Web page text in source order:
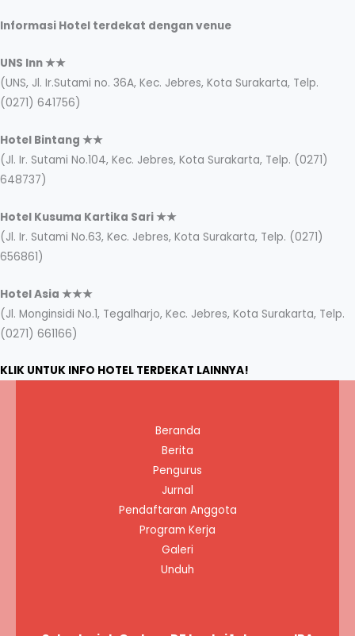
Informasi Hotel terdekat dengan venue
UNS Inn ★★
(UNS, Jl. Ir.Sutami no. 36A, Kec. Jebres, Kota Surakarta, Telp.
(0271) 641756)
Hotel Bintang ★★
(Jl. Ir. Sutami No.104, Kec. Jebres, Kota Surakarta, Telp. (0271)
648737)
Hotel Kusuma Kartika Sari ★★
(Jl. Ir. Sutami No.63, Kec. Jebres, Kota Surakarta, Telp. (0271)
656861)
Hotel Asia ★★★
(Jl. Monginsidi No.1, Tegalharjo, Kec. Jebres, Kota Surakarta, Telp.
(0271) 661166)
KLIK UNTUK INFO HOTEL TERDEKAT LAINNYA!
Beranda
Berita
Pengurus
Jurnal
Pendaftaran Anggota
Program Kerja
Galeri
Unduh